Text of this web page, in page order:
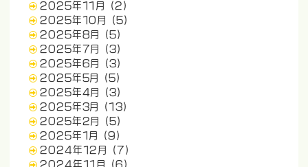
2025年11月
(2)
2025年10月
(5)
2025年8月
(5)
2025年7月
(3)
2025年6月
(3)
2025年5月
(5)
2025年4月
(3)
2025年3月
(13)
2025年2月
(5)
2025年1月
(9)
2024年12月
(7)
2024年11月
(6)